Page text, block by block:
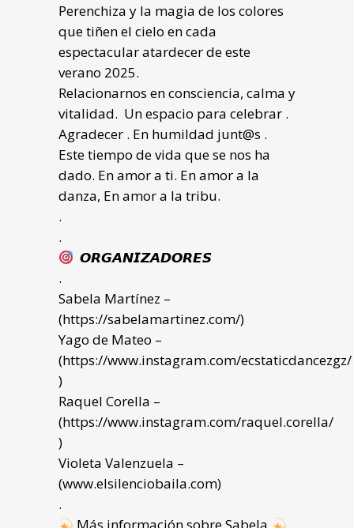
Perenchiza y la magia de los colores
que tiñen el cielo en cada
espectacular atardecer de este
verano 2025.
Relacionarnos en consciencia, calma y
vitalidad. Un espacio para celebrar .
Agradecer . En humildad junt@s .
Este tiempo de vida que se nos ha
dado. En amor a ti. En amor a la
danza, En amor a la tribu.
.
.
𝙊𝙍𝙂𝘼𝙉𝙄𝙕𝘼𝘿𝙊𝙍𝙀𝙎
.
Sabela Martínez –
(https://sabelamartinez.com/)
Yago de Mateo –
(https://www.instagram.com/ecstaticdancezgz/
)
Raquel Corella –
(https://www.instagram.com/raquel.corella/
)
Violeta Valenzuela –
(www.elsilenciobaila.com)
.